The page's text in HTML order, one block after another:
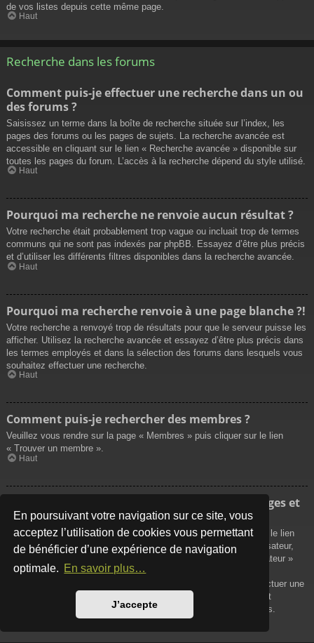
En poursuivant votre navigation sur ce site, vous
acceptez l’utilisation de cookies vous permettant
de bénéficier d’une expérience de navigation
optimale. En savoir plus…
J’accepte
de vos listes depuis cette même page.
Haut
Recherche dans les forums
Comment puis-je effectuer une recherche dans un ou
des forums ?
Saisissez un terme dans la boîte de recherche située sur l’index, les
pages des forums ou les pages de sujets. La recherche avancée est
accessible en cliquant sur le lien « Recherche avancée » disponible sur
toutes les pages du forum. L’accès à la recherche dépend du style utilisé.
Haut
Pourquoi ma recherche ne renvoie aucun résultat ?
Votre recherche était probablement trop vague ou incluait trop de termes
communs qui ne sont pas indexés par phpBB. Essayez d’être plus précis
et d’utiliser les différents filtres disponibles dans la recherche avancée.
Haut
Pourquoi ma recherche renvoie à une page blanche ?!
Votre recherche a renvoyé trop de résultats pour que le serveur puisse les
afficher. Utilisez la recherche avancée et essayez d’être plus précis dans
les termes employés et dans la sélection des forums dans lesquels vous
souhaitez effectuer une recherche.
Haut
Comment puis-je rechercher des membres ?
Veuillez vous rendre sur la page « Membres » puis cliquer sur le lien
« Trouver un membre ».
Haut
Comment puis-je retrouver mes propres messages et
sujets ?
Vos propres messages peuvent être affichés soit en cliquant sur le lien
« Afficher vos messages » dans le panneau de contrôle de l’utilisateur,
soit en cliquant sur le lien « Rechercher les messages de l’utilisateur »
sur la page de votre propre profil ou soit en cliquant sur le menu
« Raccourcis » situé sur la partie supérieure du forum. Pour effectuer une
recherche de vos propres sujets, utilisez la recherche avancée et
remplissez convenablement les options qui vous sont disponibles.